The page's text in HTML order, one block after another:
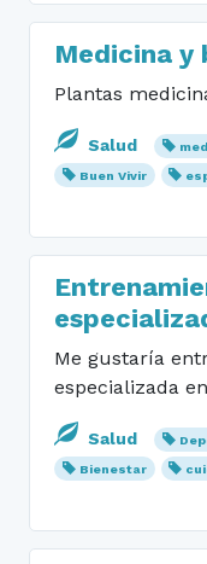
Medicina y
Plantas
Salud
Buen Vivir
Me gustaría
especializada
Salud
Bienestar